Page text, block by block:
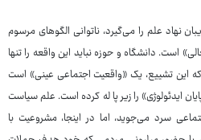
نهاد علم را می‌گیرد، ناتوانی الگوهای مرسوم
است. دانشگاه و حوزه نباید این واقعه را تنها
این تشییع، یک «واقعیت اجتماعی عینی» است
ایدئولوژی» را زیر پا له کرده است. علم سیاست
سرد می‌جوید، اما در اینجا، مشروعیت با